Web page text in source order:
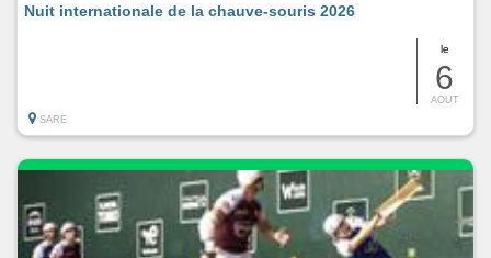
le
6
AOUT
Nuit internationale de la chauve-souris 2026
SARE